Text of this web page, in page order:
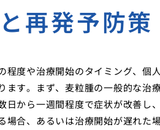
再発予防策
度や治療開始のタイミング、個
す。まず、麦粒腫の一般的な治
から一週間程度で症状が改善し
合、あるいは治療開始が遅れた